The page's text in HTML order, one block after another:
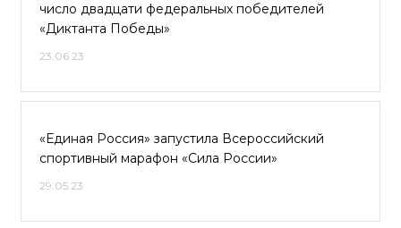
число двадцати федеральных победителей
«Диктанта Победы»
23.06.23
«Единая Россия» запустила Всероссийский
спортивный марафон «Сила России»
29.05.23